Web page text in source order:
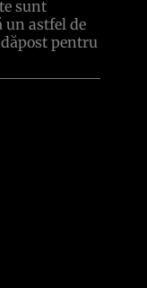
sunt
un astfel de
pentru